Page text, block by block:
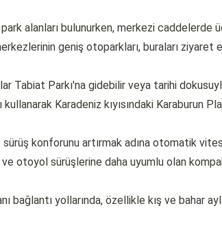
alanları bulunurken, merkezi caddelerde
geniş otoparkları, buraları ziyaret
Tabiat Parkı'na gidebilir veya tarihi
Karadeniz kıyısındaki Karaburun
konforunu artırmak adına otomatik
otoyol sürüşlerine daha uyumlu olan
bağlantı yollarında, özellikle kış ve bahar